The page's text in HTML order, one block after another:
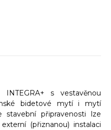
INTEGRA+ s vestavěnou
bidetové mytí i mytí
stavební připravenosti lze
(přiznanou) instalaci